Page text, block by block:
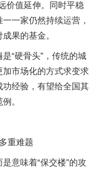
价值延伸。同时平稳
一家仍然持续运营，
果的基金。
“硬骨头”，传统的城
市场化的方式求变求
经验，有望给全国其
。
重难题
意味着“保交楼”的攻